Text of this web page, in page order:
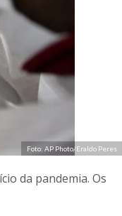
Foto: AP Photo/Eraldo Peres
da pandemia. Os